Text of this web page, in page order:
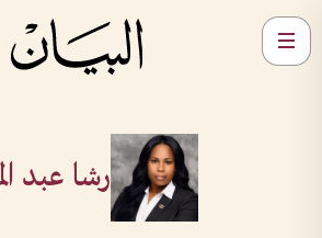
رشا عبد